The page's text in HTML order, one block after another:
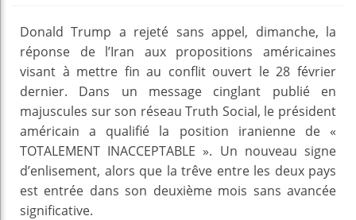
Donald Trump a rejeté sans appel, dimanche, la
réponse de l’Iran aux propositions américaines
visant à mettre fin au conflit ouvert le 28 février
dernier. Dans un message cinglant publié en
majuscules sur son réseau Truth Social, le président
américain a qualifié la position iranienne de «
TOTALEMENT INACCEPTABLE ». Un nouveau signe
d’enlisement, alors que la trêve entre les deux pays
est entrée dans son deuxième mois sans avancée
significative.